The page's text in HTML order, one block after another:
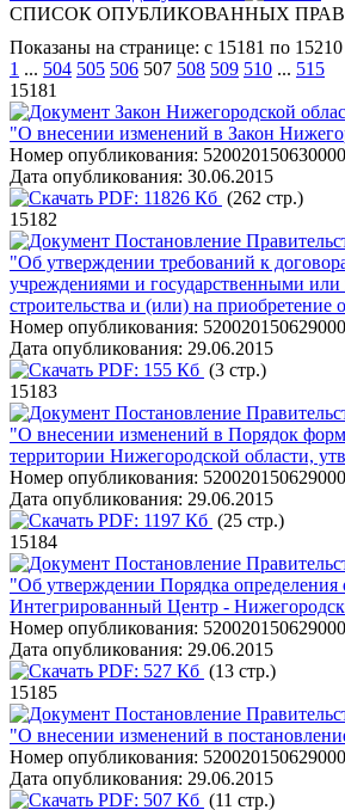
СПИСОК ОПУБЛИКОВАННЫХ
Показаны на странице: с 15181 по
1 ... 504 505 506 507 508 509 510 ... 515
15181
Закон Нижегородской
"О внесении изменений в Закон
Номер опубликования:
Дата опубликования: 30.06.2015
PDF: 11826 Кб (262 стр.)
15182
Постановление
"Об утверждении требований к
учреждениями и государственными
строительства и (или) на
Номер опубликования:
Дата опубликования: 29.06.2015
PDF: 155 Кб (3 стр.)
15183
Постановление
"О внесении изменений в Порядок
территории Нижегородской области,
Номер опубликования:
Дата опубликования: 29.06.2015
PDF: 1197 Кб (25 стр.)
15184
Постановление
"Об утверждении Порядка определения
Интегрированный Центр -
Номер опубликования:
Дата опубликования: 29.06.2015
PDF: 527 Кб (13 стр.)
15185
Постановление
"О внесении изменений в
Номер опубликования:
Дата опубликования: 29.06.2015
PDF: 507 Кб (11 стр.)